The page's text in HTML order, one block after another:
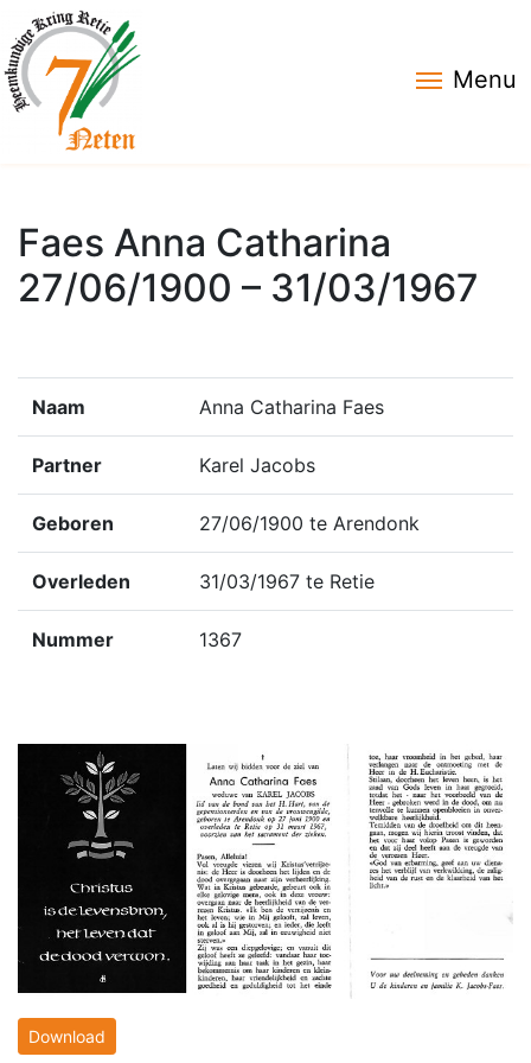
Menu
Faes Anna Catharina
27/06/1900 – 31/03/1967
Naam Anna Catharina Faes
Partner Karel Jacobs
Geboren 27/06/1900 te Arendonk
Overleden 31/03/1967 te Retie
Nummer 1367
Download